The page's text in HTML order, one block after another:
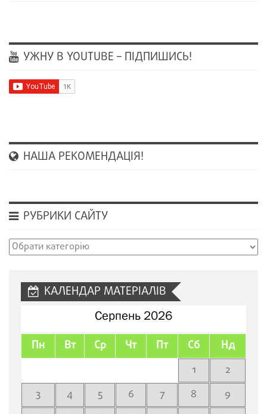
УЖНУ В YOUTUBE – ПІДПИШИСЬ!
НАША РЕКОМЕНДАЦІЯ!
РУБРИКИ САЙТУ
Рубрики
КАЛЕНДАР МАТЕРІАЛІВ
Серпень 2026
Пн Вт Ср Чт Пт Сб Нд
1
2
3
4 5 6 7 8
9